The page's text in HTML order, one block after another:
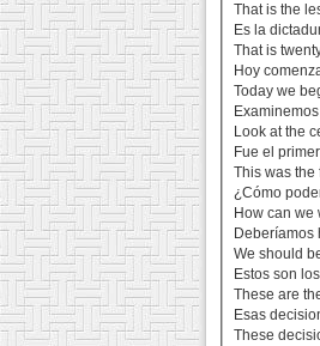
That is the
Es la
That is
Hoy
Today we
Look at the
Fue el
This was the
¿Cómo
How can we
Deberíamos
We should
Estos son
These are
Esas
These